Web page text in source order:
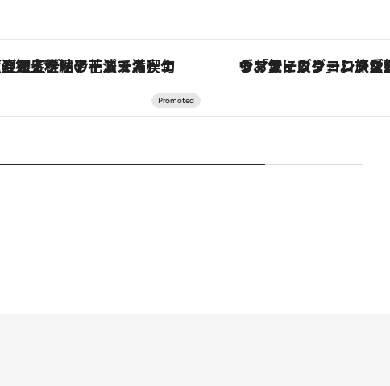
【夏限定ディナーコース】旬を迎える稚鮎や花ズッキーニなどをイタリア・トスカーナの郷土料理の手法で満喫！